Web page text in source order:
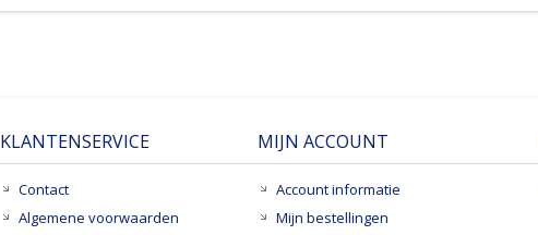
KLANTENSERVICE
Contact
Algemene voorwaarden
MIJN ACCOUNT
Account informatie
Mijn bestellingen